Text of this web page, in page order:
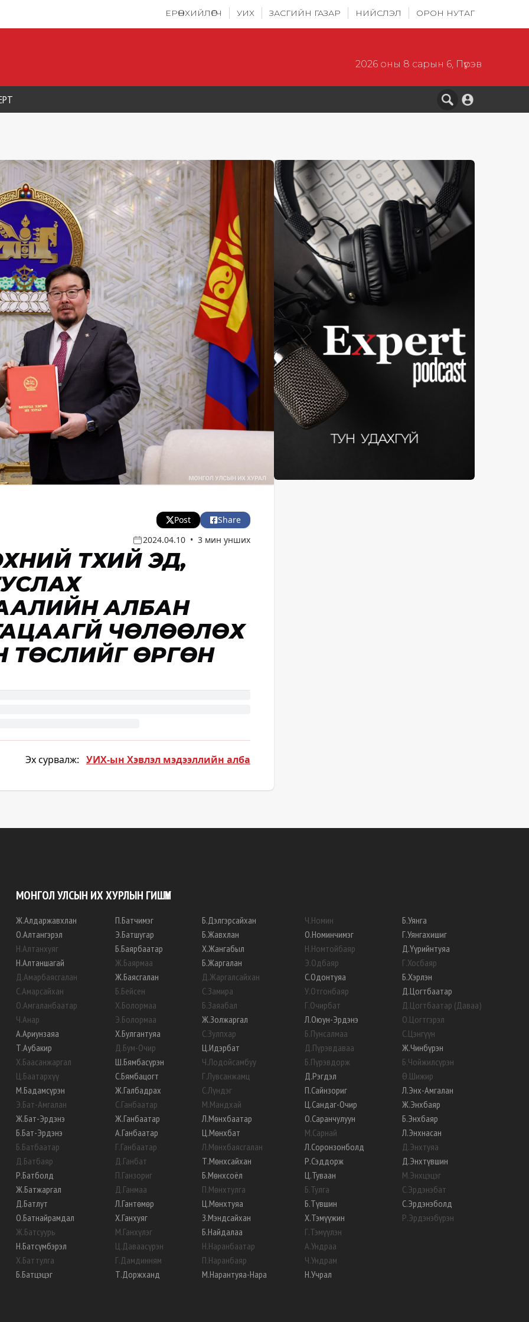
ЕРӨНХИЙЛӨГЧ УИХ ЗАСГИЙН ГАЗАР НИЙСЛЭЛ ОРОН НУТАГ
2026 оны 8 сарын 6, Пүрэв
Post
Share
2024.04.10 • 3 мин унших
ТҮҮХИЙ ЭД,
АЛБАН
ЧӨЛӨӨЛӨХ
ТӨСЛИЙГ ӨРГӨН
Эх сурвалж: УИХ-ын Хэвлэл мэдээллийн алба
МОНГОЛ УЛСЫН ИХ ХУРЛЫН ГИШҮҮН
Ж.Алдаржавхлан
О.Алтангэрэл
Н.Алтанхуяг
Н.Алтаншагай
Д.Амарбаясгалан
С.Амарсайхан
О.Амгаланбаатар
Ч.Анар
А.Ариунзаяа
Т.Аубакир
Х.Баасанжаргал
Ц.Баатархүү
М.Бадамсүрэн
Э.Бат-Амгалан
Ж.Бат-Эрдэнэ
Б.Бат-Эрдэнэ
Б.Батбаатар
Д.Батбаяр
Р.Батболд
Ж.Батжаргал
Д.Батлут
О.Батнайрамдал
Ж.Батсуурь
Н.Батсүмбэрэл
Х.Баттулга
Б.Батцэцэг
П.Батчимэг
Э.Батшугар
Б.Баярбаатар
Ж.Баярмаа
Ж.Баясгалан
Б.Бейсен
Х.Болормаа
Э.Болормаа
Х.Булгантуяа
Д.Бум-Очир
Ш.Бямбасүрэн
С.Бямбацогт
Ж.Галбадрах
С.Ганбаатар
Ж.Ганбаатар
А.Ганбаатар
Г.Ганбаатар
Д.Ганбат
П.Ганзориг
Д.Ганмаа
Л.Гантөмөр
Х.Ганхуяг
М.Ганхүлэг
Ц.Даваасүрэн
Г.Дамдинням
Т.Доржханд
Б.Дэлгэрсайхан
Б.Жавхлан
Х.Жангабыл
Б.Жаргалан
Д.Жаргалсайхан
С.Замира
Б.Заяабал
Ж.Золжаргал
С.Зулпхар
Ц.Идэрбат
Ч.Лодойсамбуу
Г.Лувсанжамц
С.Лүндэг
М.Мандхай
Л.Мөнхбаатар
Ц.Мөнхбат
Л.Мөнхбаясгалан
Т.Мөнхсайхан
Б.Мөнхсоёл
П.Мөнхтулга
Ц.Мөнхтуяа
З.Мэндсайхан
Б.Найдалаа
Н.Наранбаатар
П.Наранбаяр
М.Нарантуяа-Нара
Ч.Номин
О.Номинчимэг
Н.Номтойбаяр
Э.Одбаяр
С.Одонтуяа
У.Отгонбаяр
Г.Очирбат
Л.Оюун-Эрдэнэ
Б.Пунсалмаа
Д.Пүрэвдаваа
Б.Пүрэвдорж
Д.Рэгдэл
П.Сайнзориг
Ц.Сандаг-Очир
О.Саранчулуун
М.Сарнай
Л.Соронзонболд
Р.Сэддорж
Ц.Туваан
Б.Тулга
Б.Түвшин
Х.Тэмүүжин
Г.Тэмүүлэн
А.Ундраа
Ч.Ундрам
Н.Учрал
Б.Уянга
Г.Уянгахишиг
Д.Үүрийнтуяа
Г.Хосбаяр
Б.Хэрлэн
Д.Цогтбаатар
Д.Цогтбаатар (Даваа)
О.Цогтгэрэл
С.Цэнгүүн
Ж.Чинбүрэн
Б.Чойжилсүрэн
Ө.Шижир
Л.Энх-Амгалан
Ж.Энхбаяр
Б.Энхбаяр
Л.Энхнасан
Д.Энхтуяа
Д.Энхтүвшин
М.Энхцэцэг
С.Эрдэнэбат
С.Эрдэнэболд
Р.Эрдэнэбүрэн